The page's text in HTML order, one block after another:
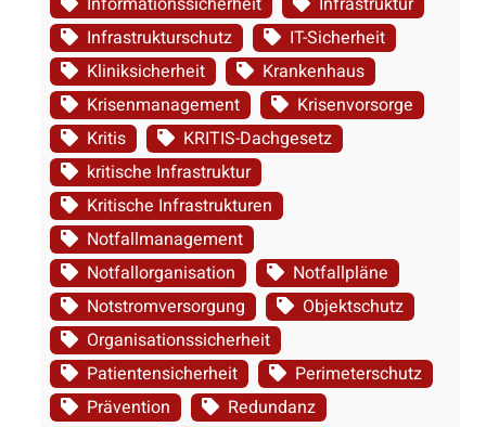
Infrastrukturschutz
IT-Sicherheit
Kliniksicherheit
Krankenhaus
Krisenmanagement
Krisenvorsorge
Kritis
KRITIS-Dachgesetz
kritische Infrastruktur
Kritische Infrastrukturen
Notfallmanagement
Notfallorganisation
Notfallpläne
Notstromversorgung
Objektschutz
Organisationssicherheit
Patientensicherheit
Perimeterschutz
Prävention
Redundanz